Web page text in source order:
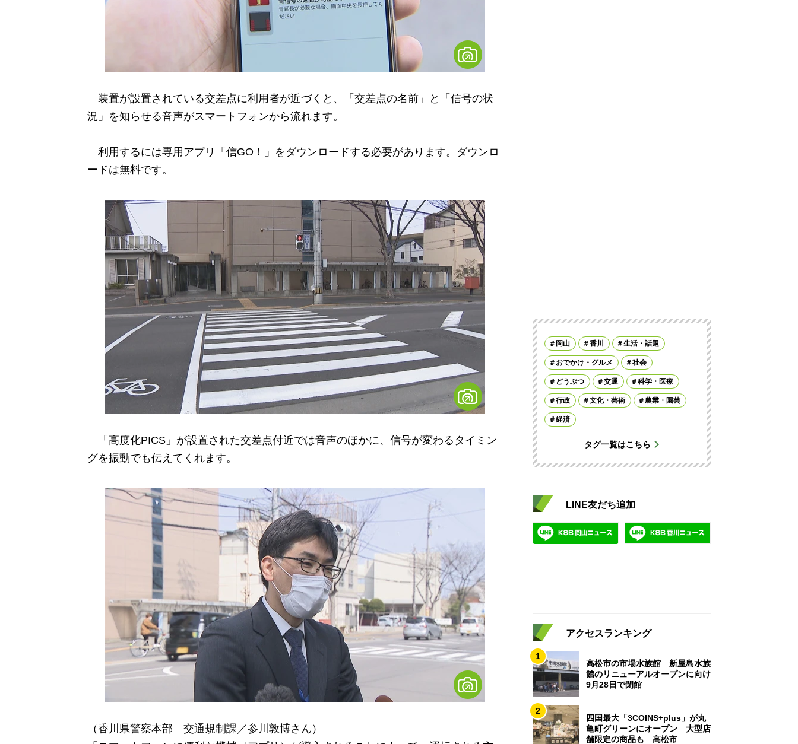
装置が設置されている交差点に利用者が近づくと、「交差点の名前」と「信号の状
況」を知らせる音声がスマートフォンから流れます。
利用するには専用アプリ「信GO！」をダウンロードする必要があります。ダウンロ
ードは無料です。
「高度化PICS」が設置された交差点付近では音声のほかに、信号が変わるタイミン
グを振動でも伝えてくれます。
（香川県警察本部 交通規制課／参川敦博さん）
岡山 香川 生活・話題
おでかけ・グルメ 社会
どうぶつ 交通 科学・医療
行政 文化・芸術 農業・園芸
経済
タグ一覧はこちら
LINE友だち追加
アクセスランキング
1
高松市の市場水族館 新屋島水族
館のリニューアルオープンに向け
9月28日で閉館
2
四国最大「3COINS+plus」が丸
亀町グリーンにオープン 大型店
舗限定の商品も 高松市